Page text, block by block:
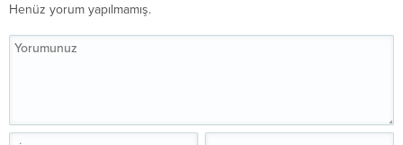
Henüz yorum yapılmamış.